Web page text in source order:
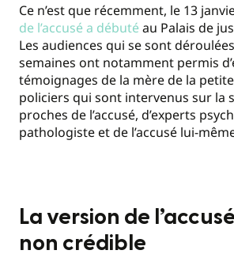
Ce n’est que récemment, le 13
de l’accusé a débutéau Palais de
Les audiences qui se sont
semaines ont notamment permis
témoignages de la mère de la
policiers qui sont intervenus sur la
proches de l’accusé, d’experts
pathologiste et de l’accusé lui-
La version de
non crédible